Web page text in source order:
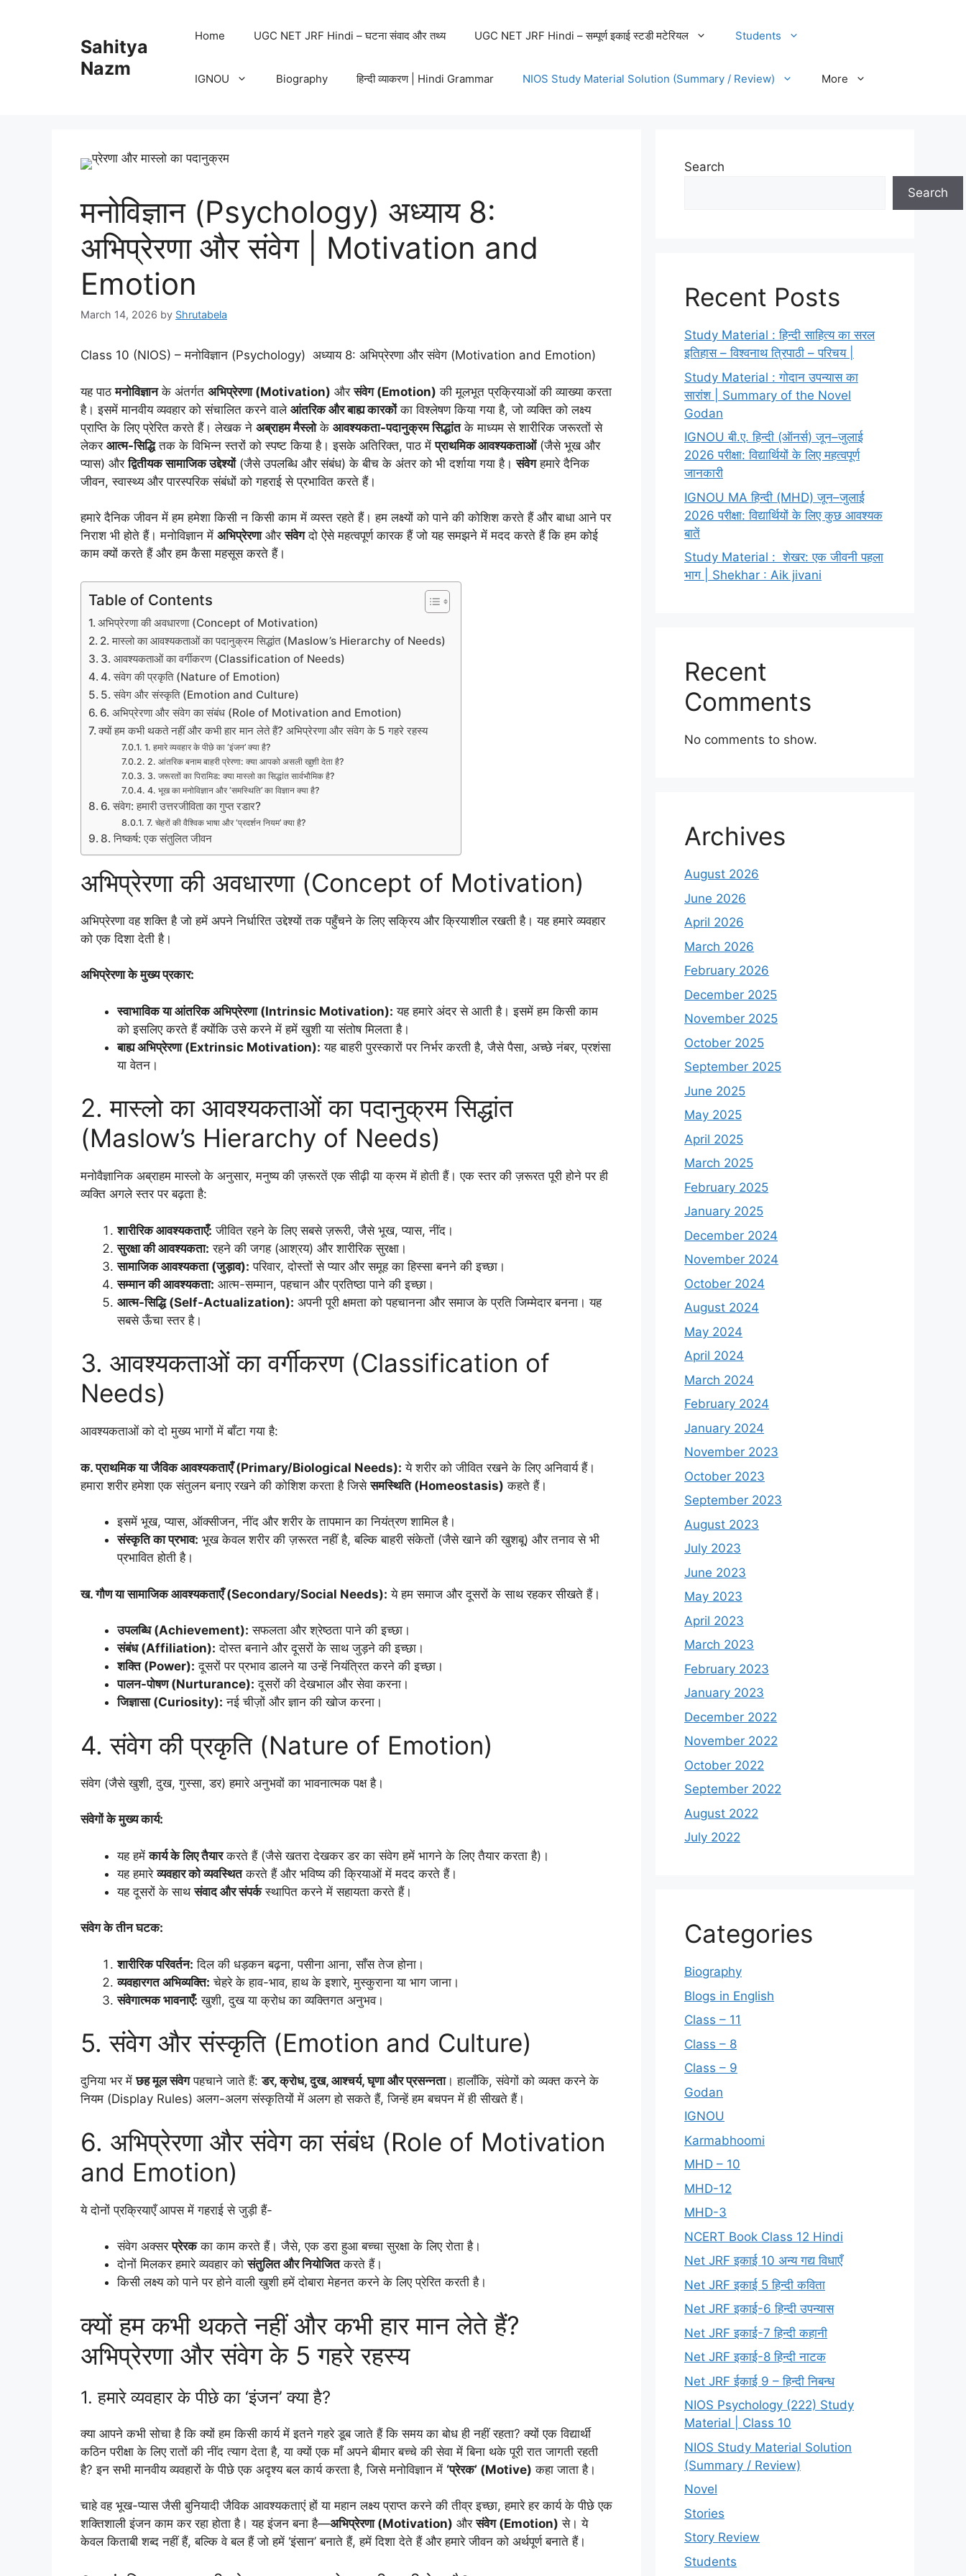
Sahitya
Nazm
Home UGC NET JRF Hindi – घटना संवाद और तथ्य UGC NET JRF Hindi – सम्पूर्ण इकाई स्टडी मटेरियल Students
IGNOU Biography हिन्दी व्याकरण | Hindi Grammar NIOS Study Material Solution (Summary / Review) More
मनोविज्ञान (Psychology) अध्याय 8:
अभिप्रेरणा और संवेग | Motivation and
Emotion
March 14, 2026 by Shrutabela
Class 10 (NIOS) – मनोविज्ञान (Psychology) अध्याय 8: अभिप्रेरणा और संवेग (Motivation and Emotion)
यह पाठमनोविज्ञानके अंतर्गत अभिप्रेरणा (Motivation) औरसंवेग (Emotion) की मूलभूत प्रक्रियाओं की व्याख्या करता
है। इसमें मानवीय व्यवहार को संचालित करने वाले आंतरिक और बाह्य कारकोंका विश्लेषण किया गया है, जो व्यक्ति को लक्ष्य
प्राप्ति के लिए प्रेरित करते हैं। लेखक ने अब्राहम मैस्लोके आवश्यकता-पदानुक्रम सिद्धांतके माध्यम से शारीरिक जरूरतों से
लेकर आत्म-सिद्धितक के विभिन्न स्तरों को स्पष्ट किया है। इसके अतिरिक्त, पाठ मेंप्राथमिक आवश्यकताओं(जैसे भूख और
प्यास) औरद्वितीयक सामाजिक उद्देश्यों(जैसे उपलब्धि और संबंध) के बीच के अंतर को भी दर्शाया गया है।संवेगहमारे दैनिक
जीवन, स्वास्थ्य और पारस्परिक संबंधों को गहराई से प्रभावित करते हैं।
हमारे दैनिक जीवन में हम हमेशा किसी न किसी काम में व्यस्त रहते हैं। हम लक्ष्यों को पाने की कोशिश करते हैं और बाधा आने पर
निराश भी होते हैं। मनोविज्ञान में अभिप्रेरणाऔरसंवेगदो ऐसे महत्वपूर्ण कारक हैं जो यह समझने में मदद करते हैं कि हम कोई
काम क्यों करते हैं और हम कैसा महसूस करते हैं।
Table of Contents
अभिप्रेरणा की अवधारणा (Concept of Motivation)
2. मास्लो का आवश्यकताओं का पदानुक्रम सिद्धांत (Maslow’s Hierarchy of Needs)
3. आवश्यकताओं का वर्गीकरण (Classification of Needs)
4. संवेग की प्रकृति (Nature of Emotion)
5. संवेग और संस्कृति (Emotion and Culture)
6. अभिप्रेरणा और संवेग का संबंध (Role of Motivation and Emotion)
क्यों हम कभी थकते नहीं और कभी हार मान लेते हैं? अभिप्रेरणा और संवेग के 5 गहरे रहस्य
1. हमारे व्यवहार के पीछे का ‘इंजन’ क्या है?
2. आंतरिक बनाम बाहरी प्रेरणा: क्या आपको असली खुशी देता है?
3. जरूरतों का पिरामिड: क्या मास्लो का सिद्धांत सार्वभौमिक है?
4. भूख का मनोविज्ञान और ‘समस्थिति’ का विज्ञान क्या है?
6. संवेग: हमारी उत्तरजीविता का गुप्त रडार?
7. चेहरों की वैश्विक भाषा और ‘प्रदर्शन नियम’ क्या है?
8. निष्कर्ष: एक संतुलित जीवन
अभिप्रेरणा की अवधारणा (Concept of Motivation)
अभिप्रेरणा वह शक्ति है जो हमें अपने निर्धारित उद्देश्यों तक पहुँचने के लिए सक्रिय और क्रियाशील रखती है। यह हमारे व्यवहार
को एक दिशा देती है।
अभिप्रेरणा के मुख्य प्रकार:
स्वाभाविक या आंतरिक अभिप्रेरणा (Intrinsic Motivation): यह हमारे अंदर से आती है। इसमें हम किसी काम
को इसलिए करते हैं क्योंकि उसे करने में हमें खुशी या संतोष मिलता है।
बाह्य अभिप्रेरणा (Extrinsic Motivation): यह बाहरी पुरस्कारों पर निर्भर करती है, जैसे पैसा, अच्छे नंबर, प्रशंसा
या वेतन।
2. मास्लो का आवश्यकताओं का पदानुक्रम सिद्धांत
(Maslow’s Hierarchy of Needs)
मनोवैज्ञानिक अब्राहम मास्लो के अनुसार, मनुष्य की ज़रूरतें एक सीढ़ी या क्रम में होती हैं। एक स्तर की ज़रूरत पूरी होने पर ही
व्यक्ति अगले स्तर पर बढ़ता है:
शारीरिक आवश्यकताएँ: जीवित रहने के लिए सबसे ज़रूरी, जैसे भूख, प्यास, नींद।
सुरक्षा की आवश्यकता: रहने की जगह (आश्रय) और शारीरिक सुरक्षा।
सामाजिक आवश्यकता (जुड़ाव): परिवार, दोस्तों से प्यार और समूह का हिस्सा बनने की इच्छा।
सम्मान की आवश्यकता: आत्म-सम्मान, पहचान और प्रतिष्ठा पाने की इच्छा।
आत्म-सिद्धि (Self-Actualization): अपनी पूरी क्षमता को पहचानना और समाज के प्रति जिम्मेदार बनना। यह
सबसे ऊँचा स्तर है।
3. आवश्यकताओं का वर्गीकरण (Classification of
Needs)
आवश्यकताओं को दो मुख्य भागों में बाँटा गया है:
क. प्राथमिक या जैविक आवश्यकताएँ (Primary/Biological Needs): ये शरीर को जीवित रखने के लिए अनिवार्य हैं।
हमारा शरीर हमेशा एक संतुलन बनाए रखने की कोशिश करता है जिसेसमस्थिति (Homeostasis) कहते हैं।
इसमें भूख, प्यास, ऑक्सीजन, नींद और शरीर के तापमान का नियंत्रण शामिल है।
संस्कृति का प्रभाव: भूख केवल शरीर की ज़रूरत नहीं है, बल्कि बाहरी संकेतों (जैसे खाने की खुशबू) और तनाव से भी
प्रभावित होती है।
ख. गौण या सामाजिक आवश्यकताएँ (Secondary/Social Needs): ये हम समाज और दूसरों के साथ रहकर सीखते हैं।
उपलब्धि (Achievement): सफलता और श्रेष्ठता पाने की इच्छा।
संबंध (Affiliation): दोस्त बनाने और दूसरों के साथ जुड़ने की इच्छा।
शक्ति (Power): दूसरों पर प्रभाव डालने या उन्हें नियंत्रित करने की इच्छा।
पालन-पोषण (Nurturance): दूसरों की देखभाल और सेवा करना।
जिज्ञासा (Curiosity): नई चीज़ों और ज्ञान की खोज करना।
4. संवेग की प्रकृति (Nature of Emotion)
संवेग (जैसे खुशी, दुख, गुस्सा, डर) हमारे अनुभवों का भावनात्मक पक्ष है।
संवेगों के मुख्य कार्य:
यह हमेंकार्य के लिए तैयारकरते हैं (जैसे खतरा देखकर डर का संवेग हमें भागने के लिए तैयार करता है)।
यह हमारेव्यवहार को व्यवस्थितकरते हैं और भविष्य की क्रियाओं में मदद करते हैं।
यह दूसरों के साथसंवाद और संपर्कस्थापित करने में सहायता करते हैं।
संवेग के तीन घटक:
शारीरिक परिवर्तन: दिल की धड़कन बढ़ना, पसीना आना, साँस तेज होना।
व्यवहारगत अभिव्यक्ति: चेहरे के हाव-भाव, हाथ के इशारे, मुस्कुराना या भाग जाना।
संवेगात्मक भावनाएँ: खुशी, दुख या क्रोध का व्यक्तिगत अनुभव।
5. संवेग और संस्कृति (Emotion and Culture)
दुनिया भर मेंछह मूल संवेगपहचाने जाते हैं:डर, क्रोध, दुख, आश्चर्य, घृणा और प्रसन्नता। हालाँकि, संवेगों को व्यक्त करने के
नियम (Display Rules) अलग-अलग संस्कृतियों में अलग हो सकते हैं, जिन्हें हम बचपन में ही सीखते हैं।
6. अभिप्रेरणा और संवेग का संबंध (Role of Motivation
and Emotion)
ये दोनों प्रक्रियाएँ आपस में गहराई से जुड़ी हैं-
संवेग अक्सरप्रेरकका काम करते हैं। जैसे, एक डरा हुआ बच्चा सुरक्षा के लिए रोता है।
दोनों मिलकर हमारे व्यवहार कोसंतुलित और नियोजितकरते हैं।
किसी लक्ष्य को पाने पर होने वाली खुशी हमें दोबारा मेहनत करने के लिए प्रेरित करती है।
क्यों हम कभी थकते नहीं और कभी हार मान लेते हैं?
अभिप्रेरणा और संवेग के 5 गहरे रहस्य
1. हमारे व्यवहार के पीछे का ‘इंजन’ क्या है?
क्या आपने कभी सोचा है कि क्यों हम किसी कार्य में इतने गहरे डूब जाते हैं कि समय का बोध ही नहीं रहता? क्यों एक विद्यार्थी
कठिन परीक्षा के लिए रातों की नींद त्याग देता है, या क्यों एक माँ अपने बीमार बच्चे की सेवा में बिना थके पूरी रात जागती रहती
है? इन सभी मानवीय व्यवहारों के पीछे एक अदृश्य बल कार्य करता है, जिसे मनोविज्ञान में ‘प्रेरक’ (Motive) कहा जाता है।
चाहे वह भूख-प्यास जैसी बुनियादी जैविक आवश्यकताएं हों या महान लक्ष्य प्राप्त करने की तीव्र इच्छा, हमारे हर कार्य के पीछे एक
शक्तिशाली इंजन काम कर रहा होता है। यह इंजन बना है—अभिप्रेरणा (Motivation) औरसंवेग (Emotion) से। ये
केवल किताबी शब्द नहीं हैं, बल्कि वे बल हैं जो हमें ‘इंसान’ बनाते हैं, हमें दिशा देते हैं और हमारे जीवन को अर्थपूर्ण बनाते हैं।
Search
Search
Recent Posts
Study Material : हिन्दी साहित्य का सरल
इतिहास – विश्वनाथ त्रिपाठी – परिचय |
Study Material : गोदान उपन्यास का
सारांश | Summary of the Novel
Godan
IGNOU बी.ए. हिन्दी (ऑनर्स) जून–जुलाई
2026 परीक्षा: विद्यार्थियों के लिए महत्वपूर्ण
जानकारी
IGNOU MA हिन्दी (MHD) जून–जुलाई
2026 परीक्षा: विद्यार्थियों के लिए कुछ आवश्यक
बातें
Study Material : शेखर: एक जीवनी पहला
भाग | Shekhar : Aik jivani
Recent
Comments
No comments to show.
Archives
August 2026
June 2026
April 2026
March 2026
February 2026
December 2025
November 2025
October 2025
September 2025
June 2025
May 2025
April 2025
March 2025
February 2025
January 2025
December 2024
November 2024
October 2024
August 2024
May 2024
April 2024
March 2024
February 2024
January 2024
November 2023
October 2023
September 2023
August 2023
July 2023
June 2023
May 2023
April 2023
March 2023
February 2023
January 2023
December 2022
November 2022
October 2022
September 2022
August 2022
July 2022
Categories
Biography
Blogs in English
Class – 11
Class – 8
Class – 9
Godan
IGNOU
Karmabhoomi
MHD – 10
MHD-12
MHD-3
NCERT Book Class 12 Hindi
Net JRF इकाई 10 अन्य गद्य विधाएँ
Net JRF इकाई 5 हिन्दी कविता
Net JRF इकाई-6 हिन्दी उपन्यास
Net JRF इकाई-7 हिन्दी कहानी
Net JRF इकाई-8 हिन्दी नाटक
Net JRF ईकाई 9 – हिन्दी निबन्ध
NIOS Psychology (222) Study
Material | Class 10
NIOS Study Material Solution
(Summary / Review)
Novel
Stories
Story Review
Students